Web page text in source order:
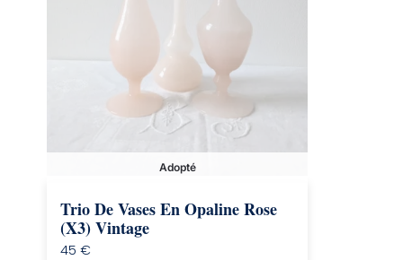
Adopté
Trio De Vases En Opaline Rose
(x3) Vintage
45€